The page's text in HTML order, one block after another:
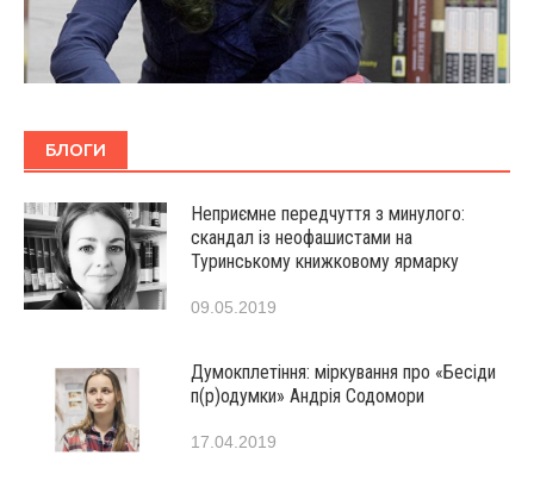
БЛОГИ
Неприємне передчуття з минулого:
скандал із неофашистами на
Туринському книжковому ярмарку
09.05.2019
Думокплетіння: міркування про «Бесіди
п(р)одумки» Андрія Содомори
17.04.2019